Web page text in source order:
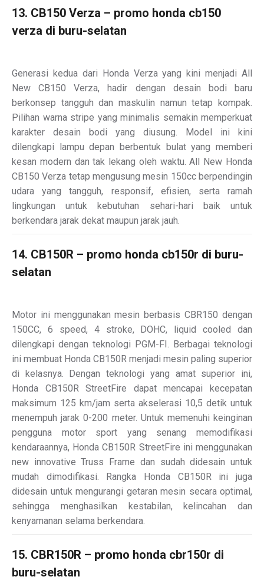
13. CB150 Verza – promo honda cb150
verza di buru-selatan
Generasi kedua dari Honda Verza yang kini menjadi All
New CB150 Verza, hadir dengan desain bodi baru
berkonsep tangguh dan maskulin namun tetap kompak.
Pilihan warna stripe yang minimalis semakin memperkuat
karakter desain bodi yang diusung. Model ini kini
dilengkapi lampu depan berbentuk bulat yang memberi
kesan modern dan tak lekang oleh waktu. All New Honda
CB150 Verza tetap mengusung mesin 150cc berpendingin
udara yang tangguh, responsif, efisien, serta ramah
lingkungan untuk kebutuhan sehari-hari baik untuk
berkendara jarak dekat maupun jarak jauh.
14. CB150R – promo honda cb150r di buru-
selatan
Motor ini menggunakan mesin berbasis CBR150 dengan
150CC, 6 speed, 4 stroke, DOHC, liquid cooled dan
dilengkapi dengan teknologi PGM-FI. Berbagai teknologi
ini membuat Honda CB150R menjadi mesin paling superior
di kelasnya. Dengan teknologi yang amat superior ini,
Honda CB150R StreetFire dapat mencapai kecepatan
maksimum 125 km/jam serta akselerasi 10,5 detik untuk
menempuh jarak 0-200 meter. Untuk memenuhi keinginan
pengguna motor sport yang senang memodifikasi
kendaraannya, Honda CB150R StreetFire ini menggunakan
new innovative Truss Frame dan sudah didesain untuk
mudah dimodifikasi. Rangka Honda CB150R ini juga
didesain untuk mengurangi getaran mesin secara optimal,
sehingga menghasilkan kestabilan, kelincahan dan
kenyamanan selama berkendara.
15. CBR150R – promo honda cbr150r di
buru-selatan